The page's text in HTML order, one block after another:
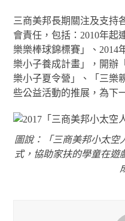
三商美邦長期關注及支持
會責任，包括：2010年起
樂樂棒球錦標賽」、2014
樂小子養成計畫」，開辦
樂小子夏令營」、「三樂
些公益活動的推展，為下
圖說：「三商美邦小太空
式，協助家扶的學童在遊